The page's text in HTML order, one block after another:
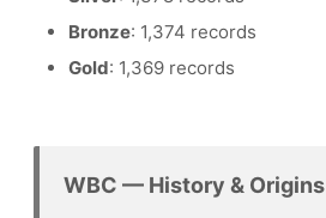
Bronze: 1,374 records
Gold: 1,369 records
WBC — History & Origins